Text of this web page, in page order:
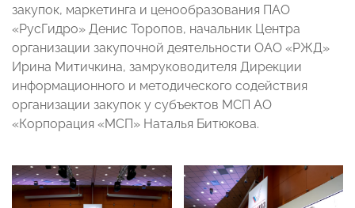
закупок, маркетинга и ценообразования ПАО
«РусГидро» Денис Торопов, начальник Центра
организации закупочной деятельности ОАО «РЖД»
Ирина Митичкина, замруководителя Дирекции
информационного и методического содействия
организации закупок у субъектов МСП АО
«Корпорация «МСП» Наталья Битюкова.